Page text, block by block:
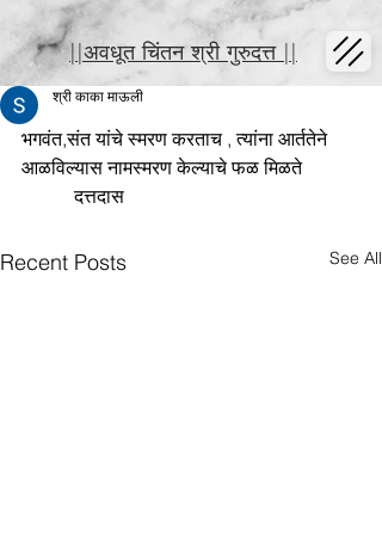
||अवधूत चिंतन श्री गुरुदत्त ||
श्री काका माऊली
भगवंत,संत यांचे स्मरण करताच , त्यांना आर्ततेने
आळविल्यास नामस्मरण केल्याचे फळ मिळते
           दत्तदास
Recent Posts See All